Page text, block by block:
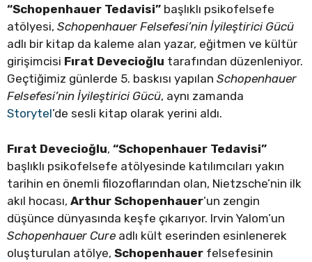
“Schopenhauer Tedavisi” başlıklı psikofelsefe
atölyesi, Schopenhauer Felsefesi’nin İyileştirici Gücü
adlı bir kitap da kaleme alan yazar, eğitmen ve kültür
girişimcisi Fırat Devecioğlu tarafından düzenleniyor.
Geçtiğimiz günlerde 5. baskısı yapılan Schopenhauer
Felsefesi’nin İyileştirici Gücü, aynı zamanda
Storytel’de sesli kitap olarak yerini aldı.
Fırat Devecioğlu, “Schopenhauer Tedavisi”
başlıklı psikofelsefe atölyesinde katılımcıları yakın
tarihin en önemli filozoflarından olan, Nietzsche’nin ilk
akıl hocası, Arthur Schopenhauer’un zengin
düşünce dünyasında keşfe çıkarıyor. Irvin Yalom’un
Schopenhauer Cure adlı kült eserinden esinlenerek
oluşturulan atölye, Schopenhauer felsefesinin